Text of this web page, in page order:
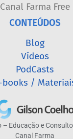
Canal Farma Free
CONTEÚDOS
Blog
Vídeos
PodCasts
books /
Educação e
Canal Farma